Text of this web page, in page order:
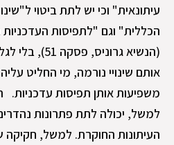
עיתונאית" וכי יש לתת ביטוי
הכללית" וגם "לתפיסות
(הנשיא גרוניס,
אותם שינויי נורמה, מי החליט
משפיעות אותן תפיסות עדכניות.
למשל, יכולה לתת פתרונות
העיתונות החוקרת. למשל, חקיקה